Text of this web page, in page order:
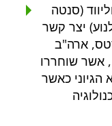
(סנטה
יצר קשר
ארה"ב
אשר שוחררו
כאשר